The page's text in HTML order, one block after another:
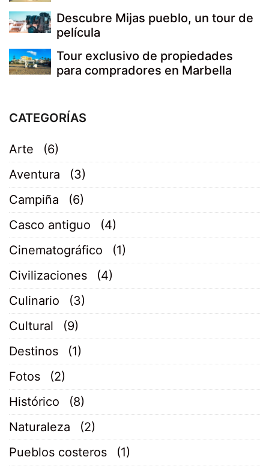
Descubre Mijas pueblo, un tour de
película
Tour exclusivo de propiedades
para compradores en Marbella
CATEGORÍAS
Arte
(6)
Aventura
(3)
Campiña
(6)
Casco antiguo
(4)
Cinematográfico
(1)
Civilizaciones
(4)
Culinario
(3)
Cultural
(9)
Destinos
(1)
Fotos
(2)
Histórico
(8)
Naturaleza
(2)
Pueblos costeros
(1)